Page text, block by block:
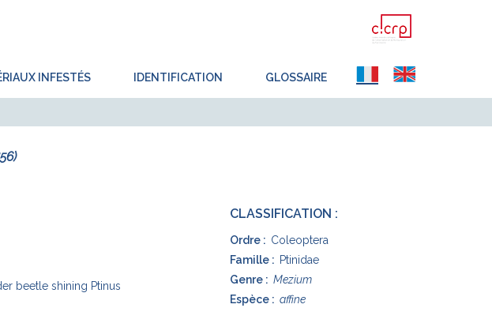
INFESTÉS IDENTIFICATION GLOSSAIRE
beetle shining Ptinus
CLASSIFICATION :
Ordre : Coleoptera
Famille : Ptinidae
Genre : Mezium
Espèce : affine